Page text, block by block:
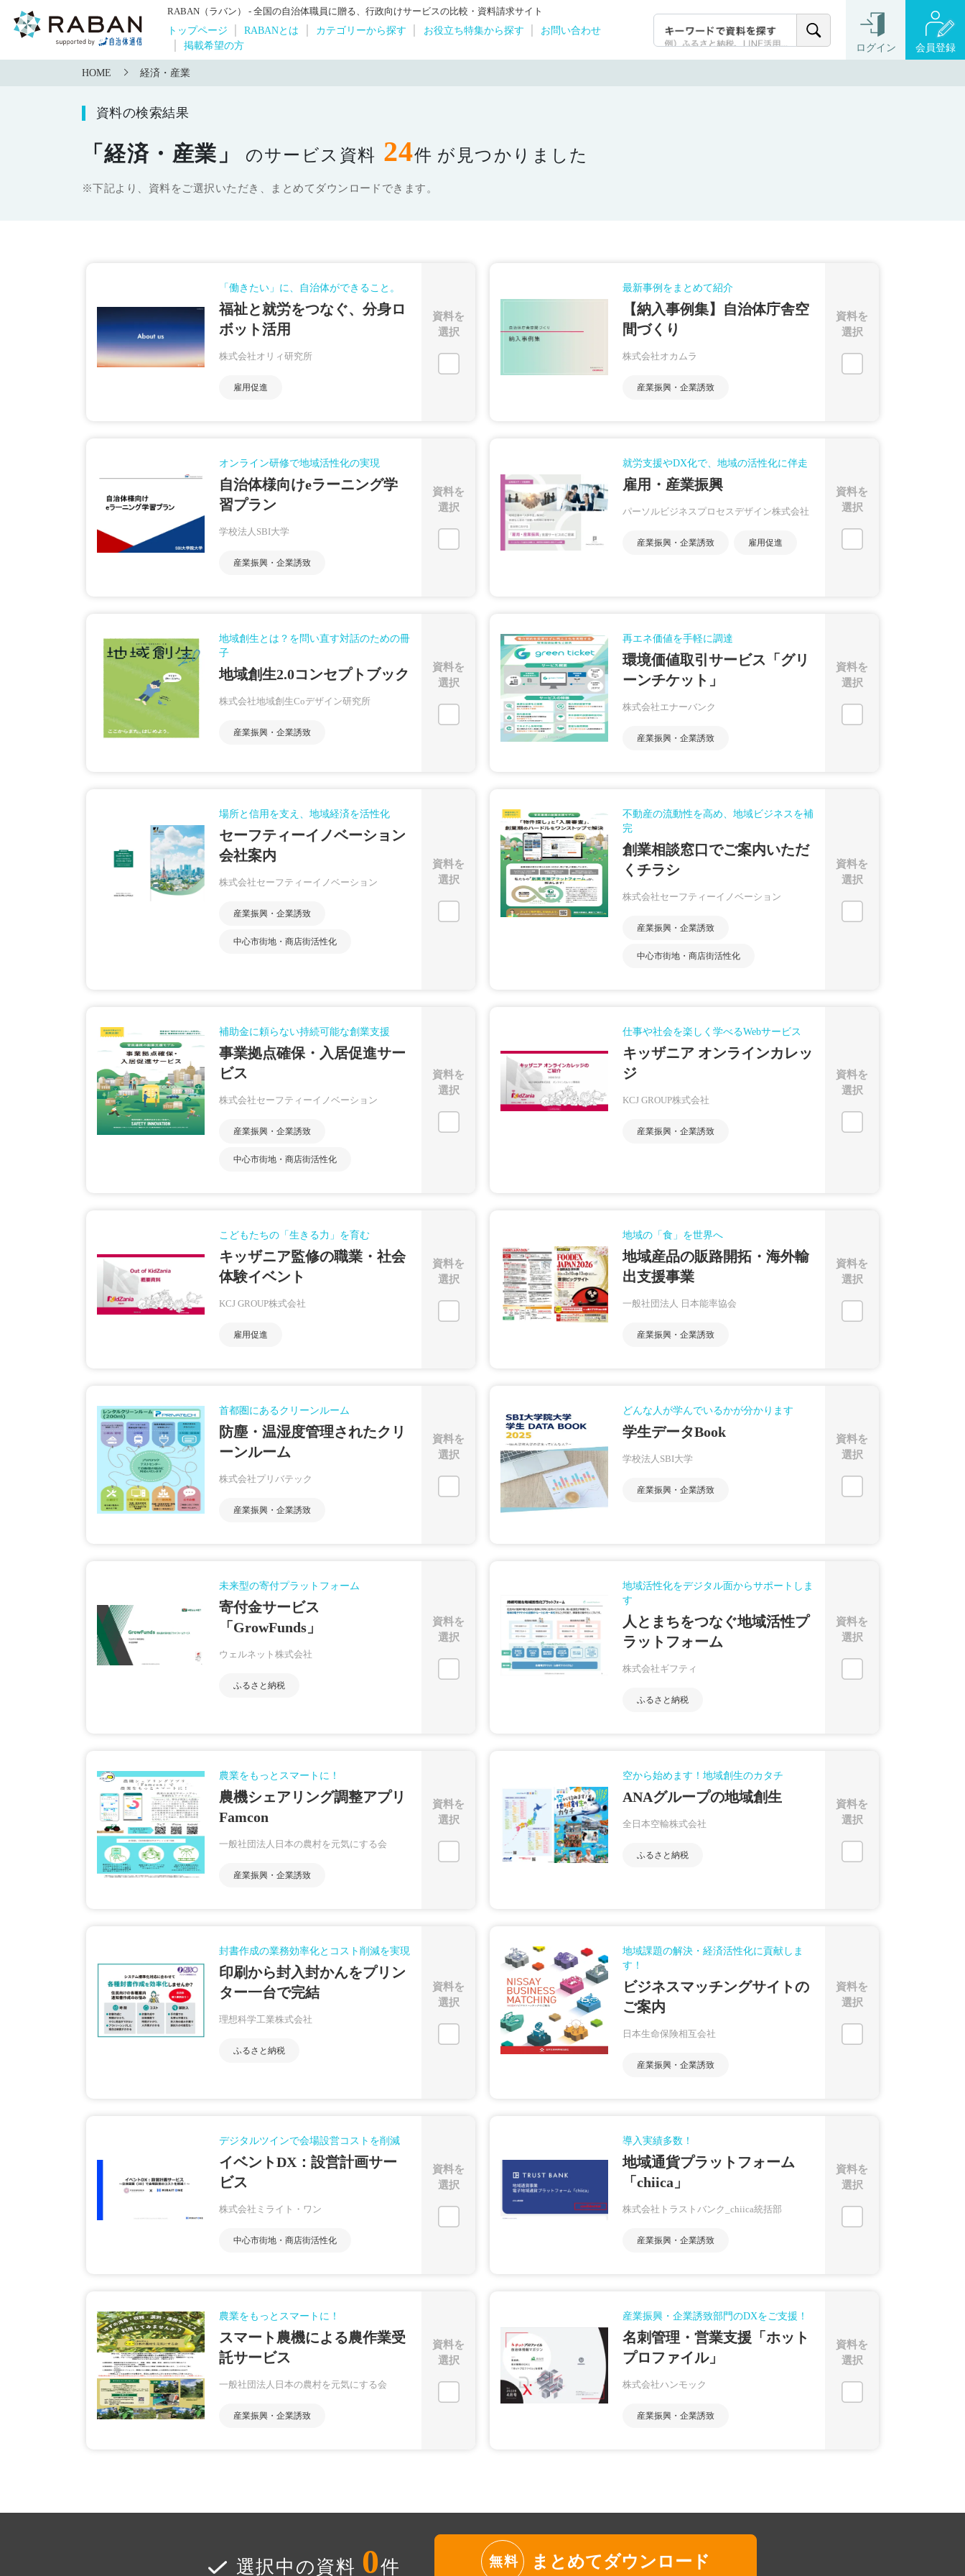
RABAN（ラバン） - 全国の自治体職員に贈る、行政向けサービスの比較・資料請求サイト
トップページ RABANとは カテゴリーから探す お役立ち特集から探す
お問い合わせ
掲載希望の方
ログイン 会員登録
HOME 経済・産業
資料の検索結果
「経済・産業」 のサービス資料 24件 が見つかりました
※下記より、資料をご選択いただき、まとめてダウンロードできます。
「働きたい」に、自治体ができること。
福祉と就労をつなぐ、分身ロ
ボット活用
株式会社オリィ研究所
雇用促進
資料を
選択
最新事例をまとめて紹介
【納入事例集】自治体庁舎空
間づくり
株式会社オカムラ
産業振興・企業誘致
資料を
選択
オンライン研修で地域活性化の実現
自治体様向けeラーニング学
習プラン
学校法人SBI大学
産業振興・企業誘致
資料を
選択
就労支援やDX化で、地域の活性化に伴走
雇用・産業振興
パーソルビジネスプロセスデザイン株式会社
産業振興・企業誘致 雇用促進
資料を
選択
地域創生とは？を問い直す対話のための冊
子
地域創生2.0コンセプトブック
株式会社地域創生Coデザイン研究所
産業振興・企業誘致
資料を
選択
再エネ価値を手軽に調達
環境価値取引サービス「グリ
ーンチケット」
株式会社エナーバンク
産業振興・企業誘致
資料を
選択
場所と信用を支え、地域経済を活性化
セーフティーイノベーション
会社案内
株式会社セーフティーイノベーション
産業振興・企業誘致
中心市街地・商店街活性化
資料を
選択
不動産の流動性を高め、地域ビジネスを補
完
創業相談窓口でご案内いただ
くチラシ
株式会社セーフティーイノベーション
産業振興・企業誘致
中心市街地・商店街活性化
資料を
選択
補助金に頼らない持続可能な創業支援
事業拠点確保・入居促進サー
ビス
株式会社セーフティーイノベーション
産業振興・企業誘致
中心市街地・商店街活性化
資料を
選択
仕事や社会を楽しく学べるWebサービス
キッザニア オンラインカレッ
ジ
KCJ GROUP株式会社
産業振興・企業誘致
資料を
選択
こどもたちの「生きる力」を育む
キッザニア監修の職業・社会
体験イベント
KCJ GROUP株式会社
雇用促進
資料を
選択
地域の「食」を世界へ
地域産品の販路開拓・海外輸
出支援事業
一般社団法人 日本能率協会
産業振興・企業誘致
資料を
選択
首都圏にあるクリーンルーム
防塵・温湿度管理されたクリ
ーンルーム
株式会社プリバテック
産業振興・企業誘致
資料を
選択
どんな人が学んでいるかが分かります
学生データBook
学校法人SBI大学
産業振興・企業誘致
資料を
選択
未来型の寄付プラットフォーム
寄付金サービス
「GrowFunds」
ウェルネット株式会社
ふるさと納税
資料を
選択
地域活性化をデジタル面からサポートしま
す
人とまちをつなぐ地域活性プ
ラットフォーム
株式会社ギフティ
ふるさと納税
資料を
選択
農業をもっとスマートに！
農機シェアリング調整アプリ
Famcon
一般社団法人日本の農村を元気にする会
産業振興・企業誘致
資料を
選択
空から始めます！地域創生のカタチ
ANAグループの地域創生
全日本空輸株式会社
ふるさと納税
資料を
選択
封書作成の業務効率化とコスト削減を実現
印刷から封入封かんをプリン
ター一台で完結
理想科学工業株式会社
ふるさと納税
資料を
選択
地域課題の解決・経済活性化に貢献しま
す！
ビジネスマッチングサイトの
ご案内
日本生命保険相互会社
産業振興・企業誘致
資料を
選択
デジタルツインで会場設営コストを削減
イベントDX：設営計画サー
ビス
株式会社ミライト・ワン
中心市街地・商店街活性化
資料を
選択
導入実績多数！
地域通貨プラットフォーム
「chiica」
株式会社トラストバンク_chiica統括部
産業振興・企業誘致
資料を
選択
農業をもっとスマートに！
スマート農機による農作業受
託サービス
一般社団法人日本の農村を元気にする会
産業振興・企業誘致
資料を
選択
産業振興・企業誘致部門のDXをご支援！
名刺管理・営業支援「ホット
プロファイル」
株式会社ハンモック
産業振興・企業誘致
資料を
選択
選択中の資料 0件 無料 まとめてダウンロード